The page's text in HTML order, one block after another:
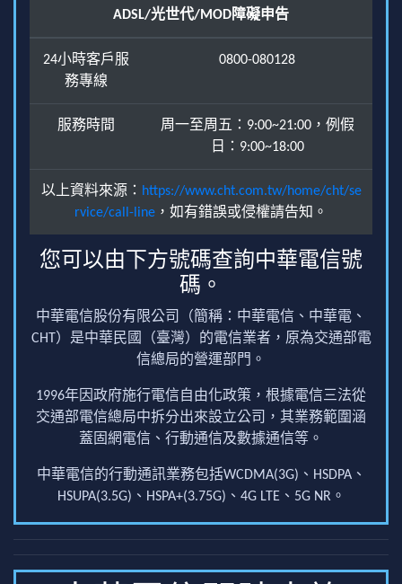
ADSL/光世代/MOD障礙申告
24小時客戶服
務專線
0800-080128
服務時間
周一至周五：9:00~21:00，例假
日：9:00~18:00
以上資料來源： https://www.cht.com.tw/home/cht/se
rvice/call-line ，如有錯誤或侵權請告知。
您可以由下方號碼查詢中華電信號
碼。
中華電信股份有限公司（簡稱：中華電信、中華電、
CHT）是中華民國（臺灣）的電信業者，原為交通部電
信總局的營運部門。
1996年因政府施行電信自由化政策，根據電信三法從
交通部電信總局中拆分出來設立公司，其業務範圍涵
蓋固網電信、行動通信及數據通信等。
中華電信的行動通訊業務包括WCDMA(3G)、HSDPA、
HSUPA(3.5G)、HSPA+(3.75G)、4G LTE、5G NR。